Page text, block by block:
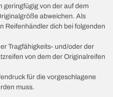
geringfügig von der auf dem
abweichen. Als
Reifenhändler dich bei folgenden
Tragfähigkeits- und/oder der
von dem der Originalreifen
für die vorgeschlagene
muss.